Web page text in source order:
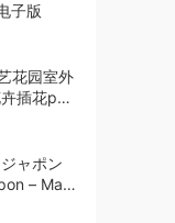
子版
花园室外
插花pdf
ャポン
– May
杂志